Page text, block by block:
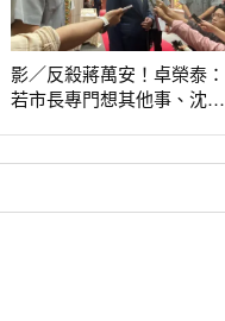
影／反殺蔣萬安！卓榮泰：
若市長專門想其他事、沈伯